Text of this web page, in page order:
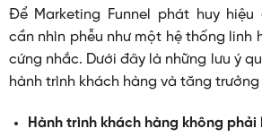
Để Marketing Funnel phát huy hiệu
cần nhìn phễu như một hệ thống linh
cứng nhắc. Dưới đây là những lưu ý
hành trình khách hàng và tăng trưởng
Hành trình khách hàng không